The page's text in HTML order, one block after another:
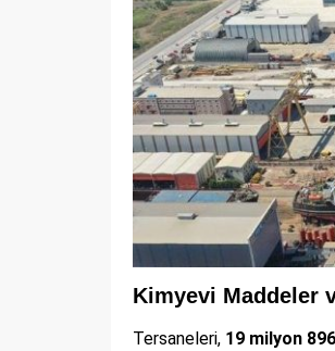
Kimyevi Maddeler
Tersaneleri, 19 milyon